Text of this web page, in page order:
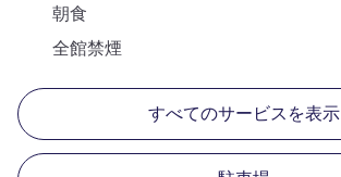
朝食
全館禁煙
すべてのサービスを表示